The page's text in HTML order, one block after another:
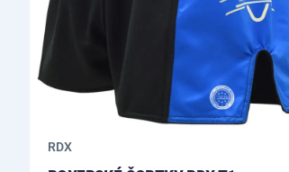
RDX